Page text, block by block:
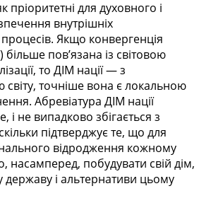
пріоритетні для духовного і
внутрішніх
Якщо конвергенція
більше пов’язана із світовою
то ДІМ нації — з
світу, точніше вона є локальною
Абревіатура ДІМ нації
не випадково збігається з
підтверджує те, що для
відродження кожному
насамперед, побудувати свій дім,
державу і альтернативи цьому